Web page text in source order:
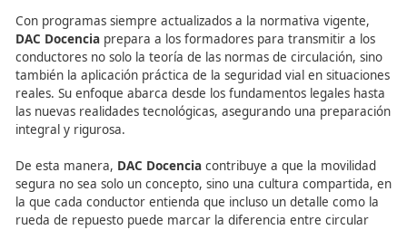
DAC Docencia: expertos en
formación para una
segura
uso de la rueda de repuesto demuestra la importancia
formación continua en movilidad segura. Aquí destaca
deDAC Docencia, centro de referencia en España